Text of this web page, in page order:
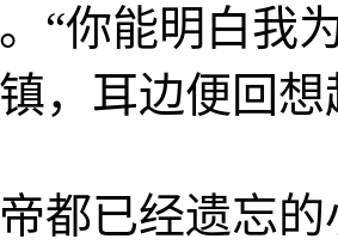
“你能明白我
，耳边便回想
都已经遗忘